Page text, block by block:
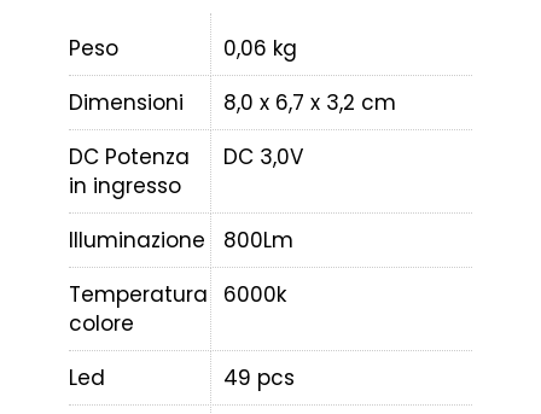
Peso
0,06 kg
Dimensioni
8,0 x 6,7 x 3,2 cm
DC Potenza
in ingresso
DC 3,0V
Illuminazione
800Lm
Temperatura
colore
6000k
Led
49 pcs